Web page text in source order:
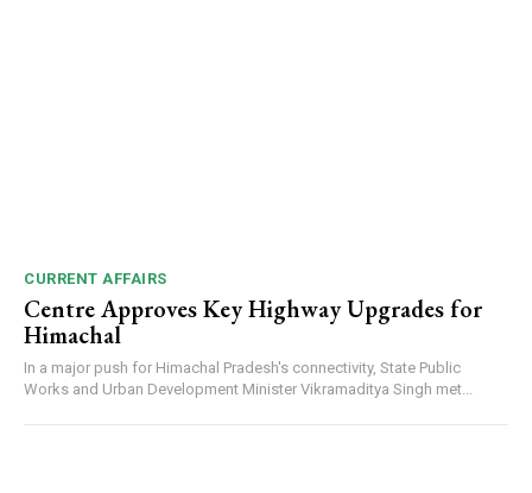
CURRENT AFFAIRS
Centre Approves Key Highway Upgrades for
Himachal
In a major push for Himachal Pradesh's connectivity, State Public
Works and Urban Development Minister Vikramaditya Singh met...